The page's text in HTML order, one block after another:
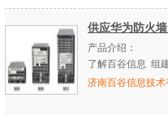
供应华为防火
产品介绍：
了解百谷信息 组
济南百谷信息技术